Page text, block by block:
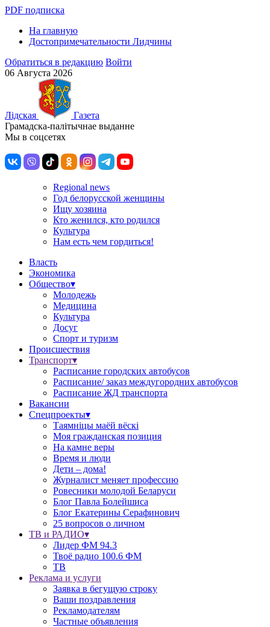
PDF подписка
На главную
Достопримечательности Лидчины
Обратиться в редакцию Войти
06 Августа 2026
Лiдская
Газета
Грамадска-палiтычнае выданне
Мы в соцсетях
Regional news
Год белорусской женщины
Ищу хозяина
Кто женился, кто родился
Культура
Нам есть чем гордиться!
Власть
Экономика
Общество▾
Молодежь
Медицина
Культура
Досуг
Спорт и туризм
Происшествия
Транспорт▾
Расписание городских автобусов
Расписание/ заказ междугородних автобусов
Расписание ЖД транспорта
Вакансии
Спецпроекты▾
Таямніцы маёй вёскі
Моя гражданская позиция
На камне веры
Время и люди
Дети – дома!
Журналист меняет профессию
Ровесники молодой Беларуси
Блог Павла Болейшиса
Блог Екатерины Серафинович
25 вопросов о личном
ТВ и РАДИО▾
Лидер ФМ 94.3
Твоё радио 100.6 ФМ
ТВ
Реклама и услуги
Заявка в бегущую строку
Ваши поздравления
Рекламодателям
Частные объявления